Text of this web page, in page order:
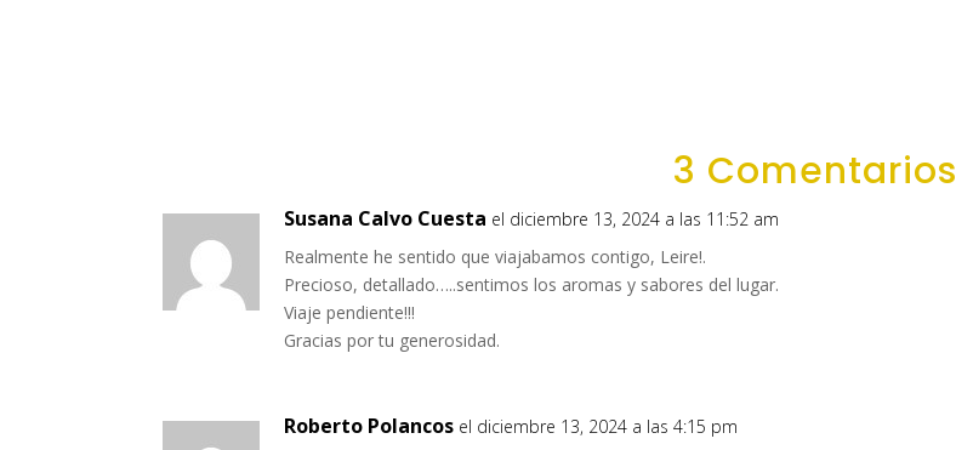
3 Comentarios
Susana Calvo Cuesta el diciembre 13, 2024 a las 11:52 am
Realmente he sentido que viajabamos contigo, Leire!.
Precioso, detallado…..sentimos los aromas y sabores del lugar.
Viaje pendiente!!!
Gracias por tu generosidad.
Roberto Polancos el diciembre 13, 2024 a las 4:15 pm